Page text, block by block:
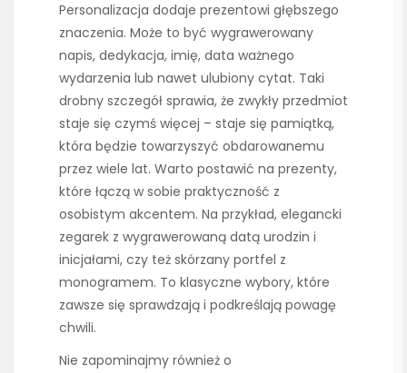
Personalizacja dodaje prezentowi głębszego
znaczenia. Może to być wygrawerowany
napis, dedykacja, imię, data ważnego
wydarzenia lub nawet ulubiony cytat. Taki
drobny szczegół sprawia, że zwykły przedmiot
staje się czymś więcej – staje się pamiątką,
która będzie towarzyszyć obdarowanemu
przez wiele lat. Warto postawić na prezenty,
które łączą w sobie praktyczność z
osobistym akcentem. Na przykład, elegancki
zegarek z wygrawerowaną datą urodzin i
inicjałami, czy też skórzany portfel z
monogramem. To klasyczne wybory, które
zawsze się sprawdzają i podkreślają powagę
chwili.
Nie zapominajmy również o